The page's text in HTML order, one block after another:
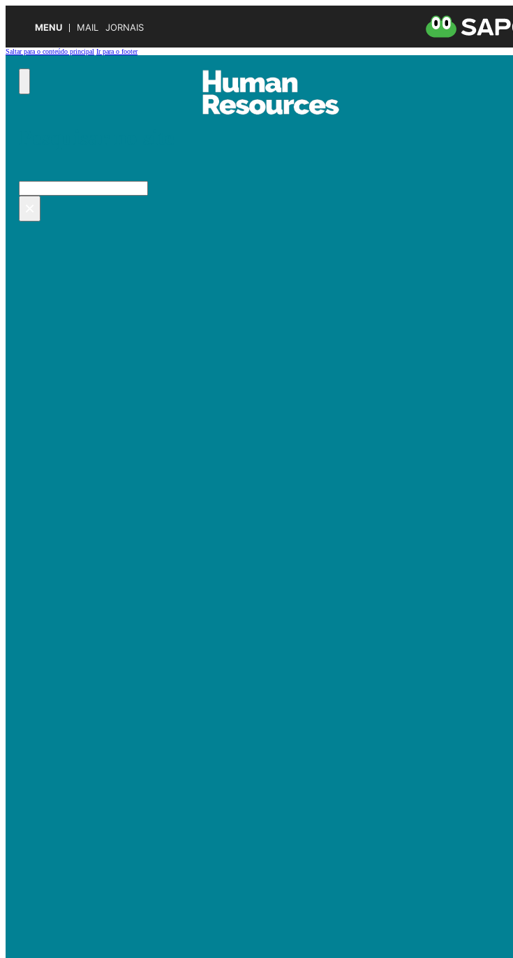
MENU MAIL JORNAIS
Saltar para o conteúdo principal Ir para o footer
Pesquisar